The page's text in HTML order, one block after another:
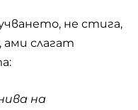
не стига,
ами слагат
на